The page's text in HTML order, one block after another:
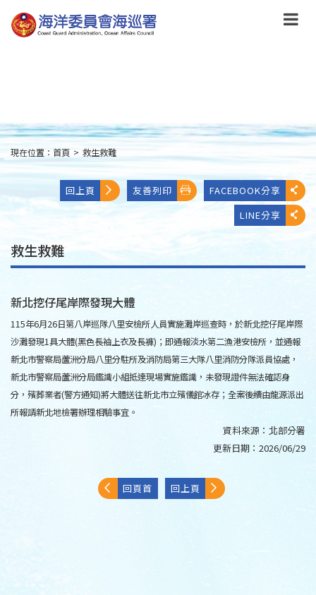
到
主
:::
現在位置： 首頁 > 救生救難
回上頁 友善列印
FACEBOOK分享
LINE分享
救生救難
新北挖仔尾岸際發現大體
115年6月26日第八岸巡隊八里安檢所人員實施灘岸巡查時，於新北挖仔尾岸際
沙灘發現1具大體(黑色長袖上衣及長褲)；即通報淡水第二漁港安檢所，並通報
新北市警察局蘆洲分局八里分駐所及消防局第三大隊八里消防分隊派員協處，
新北市警察局蘆洲分局鑑識小組抵達現場實施鑑識，未發現證件無法確認身
分，殯葬業者(警方通知)將大體送往新北市立殯儀館冰存；全案後續由龍源派出
所報請新北地檢署辦理相驗事宜。
資料來源： 北部分署
更新日期： 2026/06/29
回頁首 回上頁